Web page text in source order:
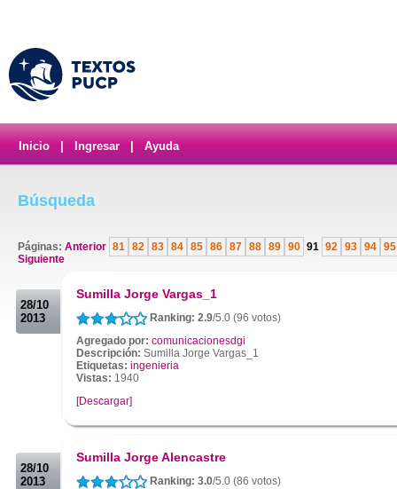
Inicio Ingresar Ayuda
Búsqueda
Páginas: Anterior 81 82 83 84 85 86 87 88 89 90 91 92 93 94 95
Siguiente
28/10
2013
Sumilla Jorge Vargas_1
Ranking: 2.9/5.0 (96 votos)
Agregado por: comunicacionesdgi
Descripción: Sumilla Jorge Vargas_1
Etiquetas: ingenieria
Vistas: 1940
[Descargar]
28/10
2013
Sumilla Jorge Alencastre
Ranking: 3.0/5.0 (86 votos)